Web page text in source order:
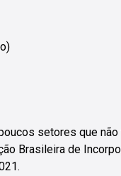
setores que
Brasileira de